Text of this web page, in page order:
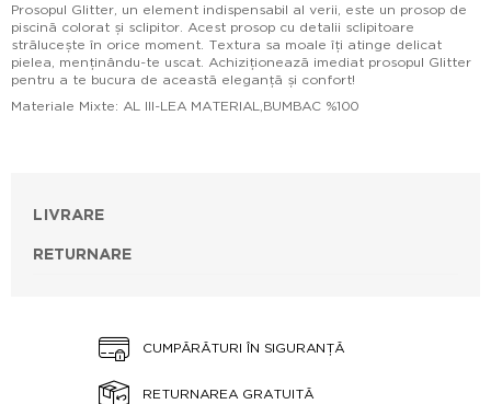
Prosopul Glitter, un element indispensabil al verii, este un prosop de
piscină colorat și sclipitor. Acest prosop cu detalii sclipitoare
strălucește în orice moment. Textura sa moale îți atinge delicat
pielea, menținându-te uscat. Achiziționează imediat prosopul Glitter
pentru a te bucura de această eleganță și confort!
Materiale Mixte: AL III-LEA MATERIAL,BUMBAC %100
LIVRARE
RETURNARE
CUMPĂRĂTURI ÎN SIGURANȚĂ
RETURNAREA GRATUITĂ